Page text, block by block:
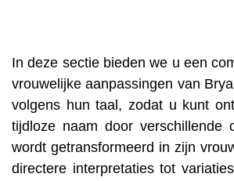
In deze sectie bieden we u een
vrouwelijke aanpassingen van
volgens hun taal, zodat u kunt
tijdloze naam door verschillende
wordt getransformeerd in zijn
directere interpretaties tot